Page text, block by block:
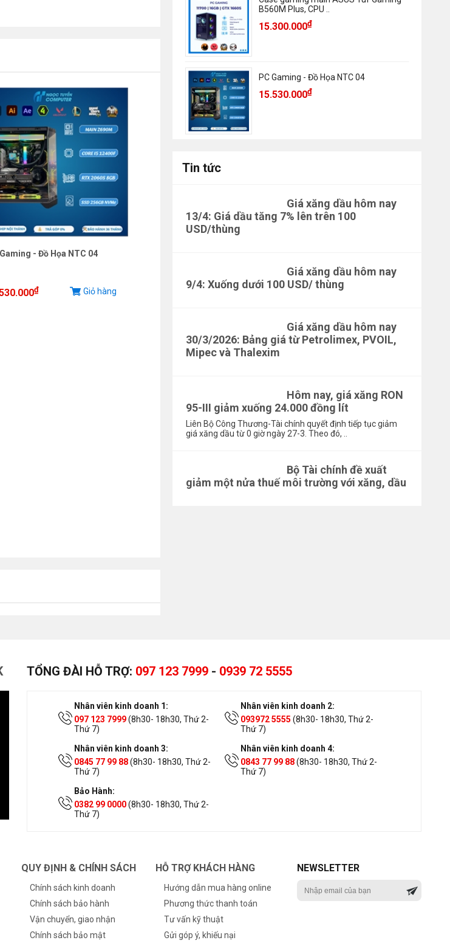
- Đồ Họa NTC 04
₫ Giỏ hàng
B560M Plus, CPU ..
15.300.000₫
PC Gaming - Đồ Họa NTC 04
15.530.000₫
Tin tức
Giá xăng dầu hôm nay
13/4: Giá dầu tăng 7% lên trên 100
USD/thùng
Giá xăng dầu hôm nay
9/4: Xuống dưới 100 USD/ thùng
Giá xăng dầu hôm nay
30/3/2026: Bảng giá từ Petrolimex, PVOIL,
Mipec và Thalexim
Hôm nay, giá xăng RON
95-III giảm xuống 24.000 đồng lít
Liên Bộ Công Thương-Tài chính quyết định tiếp tục giảm
giá xăng dầu từ 0 giờ ngày 27-3. Theo đó, ..
Bộ Tài chính đề xuất
giảm một nửa thuế môi trường với xăng, dầu
TỔNG ĐÀI HỖ TRỢ: 097 123 7999 - 0939 72 5555
Nhân viên kinh doanh 1:
097 123 7999(8h30- 18h30, Thứ 2-
Thứ 7)
Nhân viên kinh doanh 2:
093972 5555 (8h30- 18h30, Thứ 2-
Thứ 7)
Nhân viên kinh doanh 3:
0845 77 99 88(8h30- 18h30, Thứ 2-
Thứ 7)
Nhân viên kinh doanh 4:
0843 77 99 88(8h30- 18h30, Thứ 2-
Thứ 7)
Bảo Hành:
0382 99 0000(8h30- 18h30, Thứ 2-
Thứ 7)
QUY ĐỊNH & CHÍNH SÁCH
Chính sách kinh doanh
Chính sách bảo hành
Vận chuyển, giao nhận
Chính sách bảo mật
HỖ TRỢ KHÁCH HÀNG
Hướng dẫn mua hàng online
Phương thức thanh toán
Tư vấn kỹ thuật
Gửi góp ý, khiếu nại
NEWSLETTER